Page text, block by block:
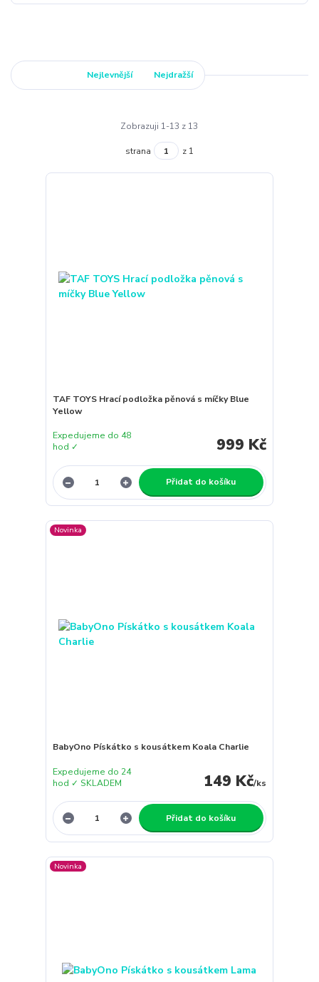
Nejlevnější Nejdražší
Zobrazuji 1-13 z 13
strana z 1
TAF TOYS Hrací podložka pěnová s míčky Blue
Yellow
999 Kč
Expedujeme do 48
hod ✓
Přidat do košíku
Novinka
BabyOno Pískátko s kousátkem Koala Charlie
149 Kč/ks
Expedujeme do 24
hod ✓ SKLADEM
Přidat do košíku
Novinka